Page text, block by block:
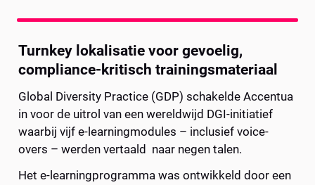
Turnkey lokalisatie voor gevoelig,
compliance-kritisch trainingsmateriaal
Global Diversity Practice (GDP) schakelde Accentua
in voor de uitrol van een wereldwijd DGI-initiatief
waarbij vijf e-learningmodules – inclusief voice-
overs – werden vertaald  naar negen talen.
Het e-learningprogramma was ontwikkeld door een